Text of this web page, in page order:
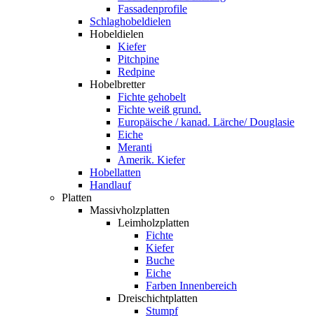
Fassadenprofile
Schlaghobeldielen
Hobeldielen
Kiefer
Pitchpine
Redpine
Hobelbretter
Fichte gehobelt
Fichte weiß grund.
Europäische / kanad. Lärche/ Douglasie
Eiche
Meranti
Amerik. Kiefer
Hobellatten
Handlauf
Platten
Massivholzplatten
Leimholzplatten
Fichte
Kiefer
Buche
Eiche
Farben Innenbereich
Dreischichtplatten
Stumpf